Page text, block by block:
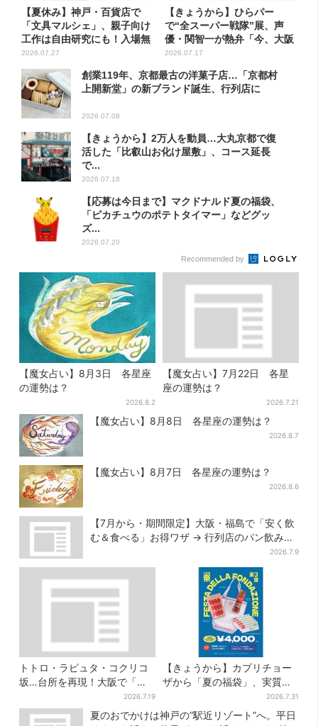
【夏休み】神戸・百貨店で
「文具マルシェ」、親子向け
工作は自由研究にも！入場無
料で
2026.07.27
【きょうから】ひらパー
で“全スーパー戦隊”展、声
優・関智一が熱弁「今、大阪
に全戦...
2026.07.17
創業119年、京都最古の洋菓子店…「京都村
上開新堂」の新ブランド誕生、行列店に
2026.07.08
【きょうから】2万人を動員…大丸京都で復
活した「比叡山お化け屋敷」、コース延長
で...
2026.07.18
【応募は今日まで】マクドナルド夏の福袋、
「ピカチュウのポテトタイマー」などグッ
ズ...
2026.07.20
Recommended by
【魔女占い】8月3日 各星座
の運勢は？
2026.8.2
【魔女占い】7月22日 各星
座の運勢は？
2026.7.21
【魔女占い】8月8日 各星座の運勢は？
2026.8.7
【魔女占い】8月7日 各星座の運勢は？
2026.8.6
【7月から・期間限定】大阪・福島で「安く飲
む＆食べる」お得ワザ → 行列店のパン飲みセ
2026.7.9
トトロ・ラピュタ・コクリコ
坂…台所を再現！大阪で「ジ
ブリ」の世界に浸れる 「食」
の展示とは？
2026.7.19
【きょうから】カプリチョー
ザから「夏の福袋」、実質無
料…？値段以上の食事券＆限
定アイテム付き
2026.7.31
夏のおでかけは神戸の”駅近リゾート”へ。平日